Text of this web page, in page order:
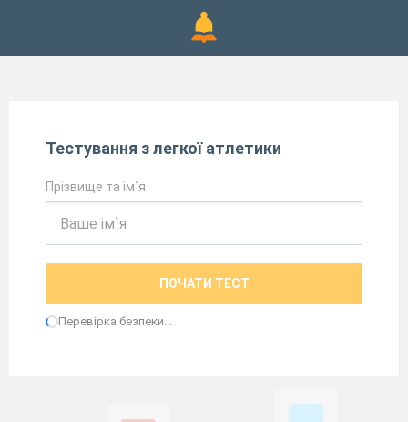
Тестування з легкої атлетики
Прізвище та ім`я
ПОЧАТИ ТЕСТ
Перевірка безпеки...